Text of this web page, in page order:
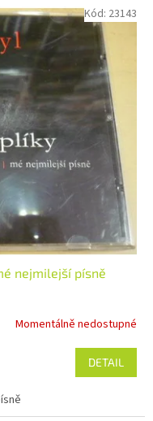
nejmilejší písně
Momentálně nedostupné
DETAIL
Kód: 23143